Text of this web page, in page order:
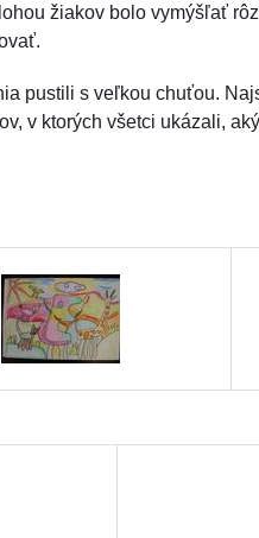
žiakov bolo vymýšľať
pustili s veľkou chuťou.
v ktorých všetci ukázali,